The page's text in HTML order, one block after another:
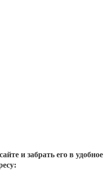
и забрать его в удобное